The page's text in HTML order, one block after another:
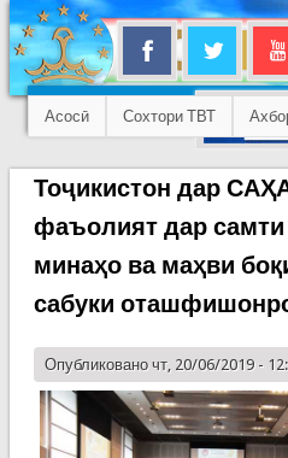
Асосӣ Сохтори ТВТ
Тоҷикистон дар
фаъолият дар самти
минаҳо ва маҳви
сабуки
Опубликовано чт, 20/06/2019 -